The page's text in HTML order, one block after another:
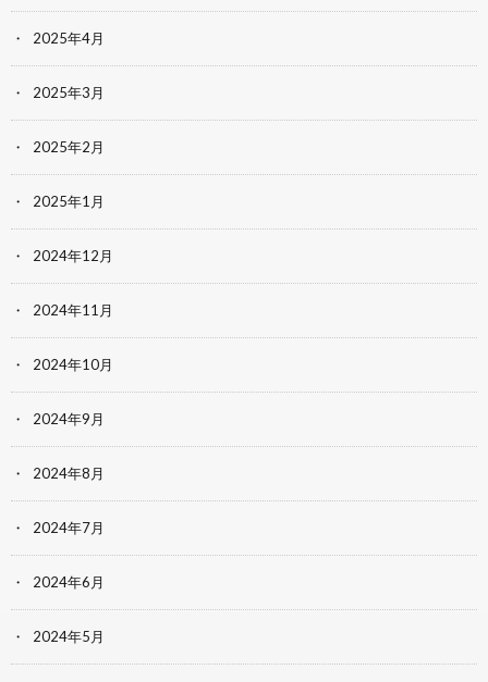
2025年4月
2025年3月
2025年2月
2025年1月
2024年12月
2024年11月
2024年10月
2024年9月
2024年8月
2024年7月
2024年6月
2024年5月